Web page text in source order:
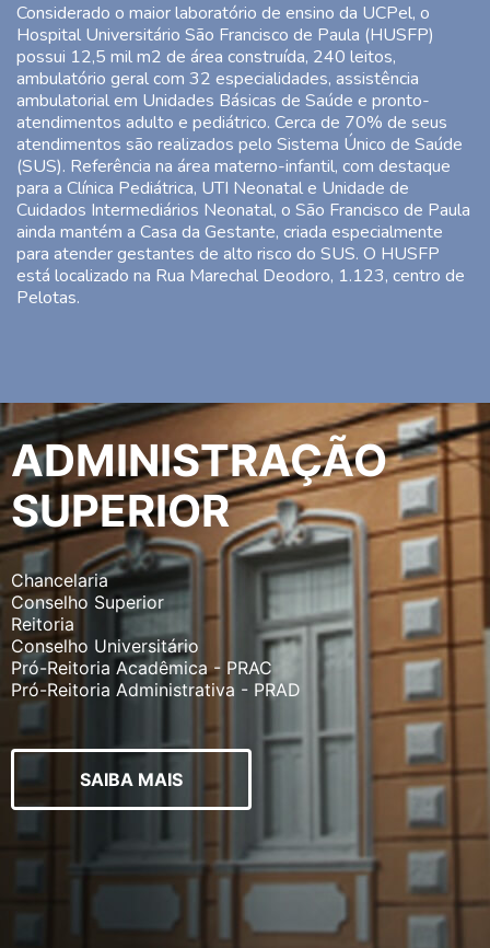
Considerado o maior laboratório de ensino da UCPel, o
Hospital Universitário São Francisco de Paula (HUSFP)
possui 12,5 mil m2 de área construída, 240 leitos,
ambulatório geral com 32 especialidades, assistência
ambulatorial em Unidades Básicas de Saúde e pronto-
atendimentos adulto e pediátrico. Cerca de 70% de seus
atendimentos são realizados pelo Sistema Único de Saúde
(SUS). Referência na área materno-infantil, com destaque
para a Clínica Pediátrica, UTI Neonatal e Unidade de
Cuidados Intermediários Neonatal, o São Francisco de Paula
ainda mantém a Casa da Gestante, criada especialmente
para atender gestantes de alto risco do SUS. O HUSFP
está localizado na Rua Marechal Deodoro, 1.123, centro de
Pelotas.
ADMINISTRAÇÃO
SUPERIOR
Chancelaria
Conselho Superior
Reitoria
Conselho Universitário
Pró-Reitoria Acadêmica - PRAC
Pró-Reitoria Administrativa - PRAD
SAIBA MAIS